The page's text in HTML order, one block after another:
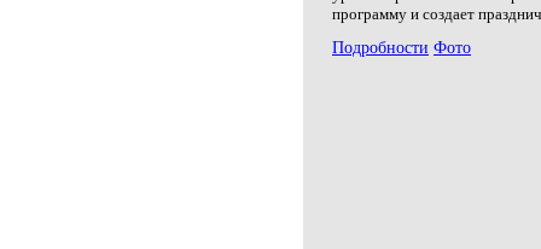
программу и создает
Подробности Фото